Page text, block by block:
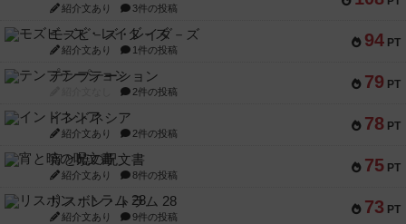
紹介文あり 3件の投稿
94 PT
モズビ－ズ・レイダ－ズ
紹介文あり 1件の投稿
79 PT
テンプテーション
2件の投稿
78 PT
インドネシア
紹介文あり 2件の投稿
75 PT
宵と暁の呪文書
紹介文あり 8件の投稿
73 PT
リスボン・トラム 28
紹介文あり 9件の投稿